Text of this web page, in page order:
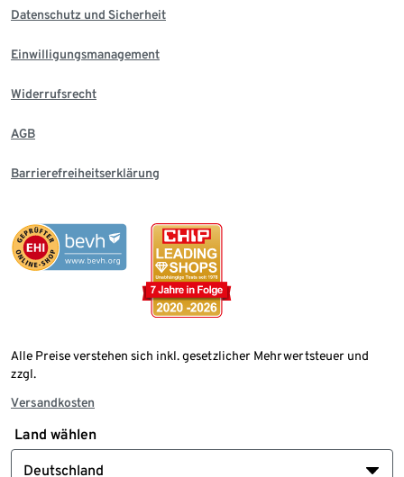
Datenschutz und Sicherheit
Einwilligungsmanagement
Widerrufsrecht
AGB
Barrierefreiheitserklärung
Alle Preise verstehen sich inkl. gesetzlicher Mehrwertsteuer und
zzgl.
Versandkosten
Land wählen
Deutschland